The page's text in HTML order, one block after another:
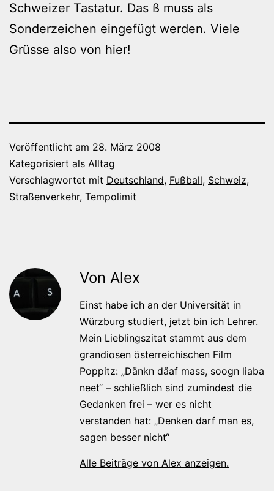
Schweizer Tastatur. Das ß muss als
Sonderzeichen eingefügt werden. Viele
Grüsse also von hier!
Veröffentlicht am 28. März 2008
Kategorisiert als Alltag
Verschlagwortet mit Deutschland, Fußball, Schweiz,
Straßenverkehr, Tempolimit
Von Alex
Einst habe ich an der Universität in
Würzburg studiert, jetzt bin ich Lehrer.
Mein Lieblingszitat stammt aus dem
grandiosen österreichischen Film
Poppitz: „Dänkn däaf mass, soogn liaba
neet“ – schließlich sind zumindest die
Gedanken frei – wer es nicht
verstanden hat: „Denken darf man es,
sagen besser nicht“
Alle Beiträge von Alex anzeigen.